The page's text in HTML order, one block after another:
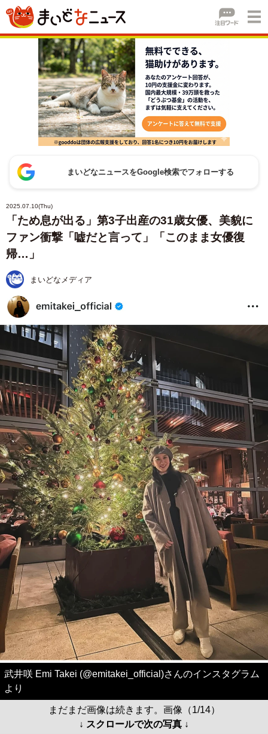
まいどなニュースをGoogle検索でフォローする
2025.07.10(Thu)
「ため息が出る」第3子出産の31歳女優、美貌に
ファン衝撃「嘘だと言って」「このまま女優復
帰…」
まいどなメディア
武井咲 Emi Takei (@emitakei_official)さんのインスタグラム
より
まだまだ画像は続きます。画像（1/14）
↓ スクロールで次の写真 ↓